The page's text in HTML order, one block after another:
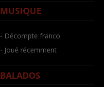
MUSIQUE
- Décompte franco
- Joué récemment
BALADOS